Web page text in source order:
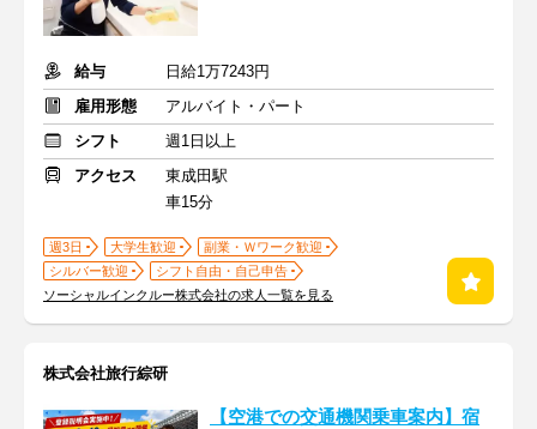
給与
日給1万7243円
雇用形態
アルバイト・パート
シフト
週1日以上
アクセス
東成田駅
車15分
週3日 大学生歓迎
副業・Ｗワーク歓迎
シルバー歓迎
シフト自由・自己申告
ソーシャルインクルー株式会社の求人一覧を見る
株式会社旅行綜研
【空港での交通機関乗車案内】宿